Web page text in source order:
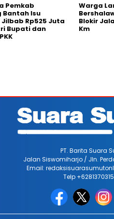
Pemkab
Bantah Isu
Rp525 Juta
Bupati dan
Warga
Blokir
Km
PT. Barita Suara
Jalan Siswomiharjo / Jln.
Email:
Telp